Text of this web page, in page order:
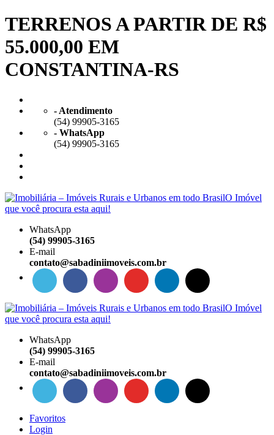
TERRENOS A PARTIR DE R$
55.000,00 EM
CONSTANTINA-RS
- Atendimento
(54) 99905-3165
- WhatsApp
(54) 99905-3165
WhatsApp
(54) 99905-3165
E-mail
contato@sabadiniimoveis.com.br
WhatsApp
(54) 99905-3165
E-mail
contato@sabadiniimoveis.com.br
Favoritos
Login